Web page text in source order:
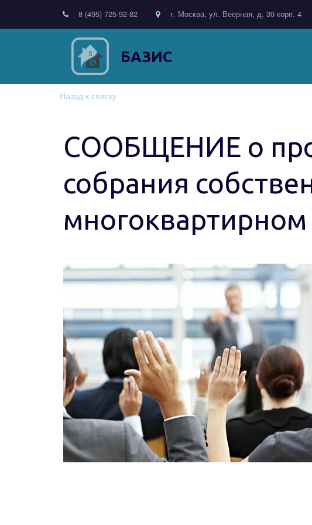
8 (495) 725-92-82 г. Москва, ул. Веерная, д. 30 корп. 4
БАЗИС
Назад к списку
СООБЩЕНИЕ о
собрания